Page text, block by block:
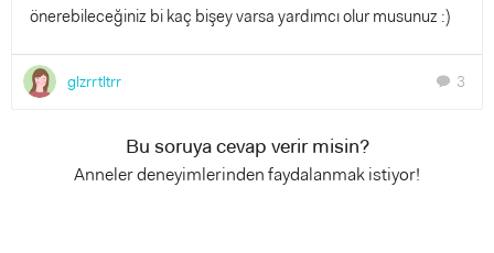
önerebileceğiniz bi kaç bişey varsa yardımcı olur musunuz :)
glzrrtltrr chat 3
Bu soruya cevap verir misin?
Anneler deneyimlerinden faydalanmak istiyor!